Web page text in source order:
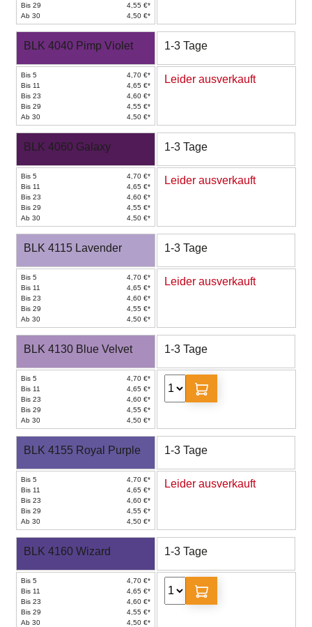
Bis 29
4,55 €*
Ab 30
4,50 €*
BLK 4040 Pimp Violet 1-3 Tage
Bis 5
4,70 €*
Bis 11
4,65 €*
Bis 23
4,60 €*
Bis 29
4,55 €*
Ab 30
4,50 €*
Leider ausverkauft
BLK 4060 Galaxy 1-3 Tage
Bis 5
4,70 €*
Bis 11
4,65 €*
Bis 23
4,60 €*
Bis 29
4,55 €*
Ab 30
4,50 €*
Leider ausverkauft
BLK 4115 Lavender 1-3 Tage
Bis 5
4,70 €*
Bis 11
4,65 €*
Bis 23
4,60 €*
Bis 29
4,55 €*
Ab 30
4,50 €*
Leider ausverkauft
BLK 4130 Blue Velvet 1-3 Tage
Bis 5
4,70 €*
Bis 11
4,65 €*
Bis 23
4,60 €*
Bis 29
4,55 €*
Ab 30
4,50 €*
BLK 4155 Royal Purple 1-3 Tage
Bis 5
4,70 €*
Bis 11
4,65 €*
Bis 23
4,60 €*
Bis 29
4,55 €*
Ab 30
4,50 €*
Leider ausverkauft
BLK 4160 Wizard 1-3 Tage
Bis 5
4,70 €*
Bis 11
4,65 €*
Bis 23
4,60 €*
Bis 29
4,55 €*
Ab 30
4,50 €*